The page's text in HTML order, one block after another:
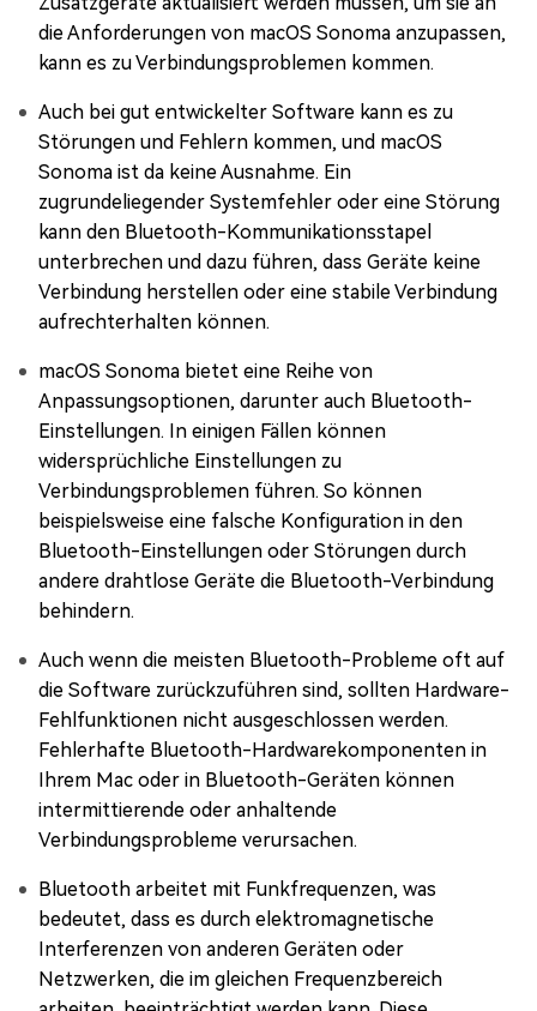
die Anforderungen von macOS Sonoma anzupassen,
kann es zu Verbindungsproblemen kommen.
Auch bei gut entwickelter Software kann es zu
Störungen und Fehlern kommen, und macOS
Sonoma ist da keine Ausnahme. Ein
zugrundeliegender Systemfehler oder eine Störung
kann den Bluetooth-Kommunikationsstapel
unterbrechen und dazu führen, dass Geräte keine
Verbindung herstellen oder eine stabile Verbindung
aufrechterhalten können.
macOS Sonoma bietet eine Reihe von
Anpassungsoptionen, darunter auch Bluetooth-
Einstellungen. In einigen Fällen können
widersprüchliche Einstellungen zu
Verbindungsproblemen führen. So können
beispielsweise eine falsche Konfiguration in den
Bluetooth-Einstellungen oder Störungen durch
andere drahtlose Geräte die Bluetooth-Verbindung
behindern.
Auch wenn die meisten Bluetooth-Probleme oft auf
die Software zurückzuführen sind, sollten Hardware-
Fehlfunktionen nicht ausgeschlossen werden.
Fehlerhafte Bluetooth-Hardwarekomponenten in
Ihrem Mac oder in Bluetooth-Geräten können
intermittierende oder anhaltende
Verbindungsprobleme verursachen.
Bluetooth arbeitet mit Funkfrequenzen, was
bedeutet, dass es durch elektromagnetische
Interferenzen von anderen Geräten oder
Netzwerken, die im gleichen Frequenzbereich